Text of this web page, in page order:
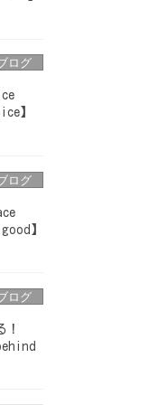
ログ
】
ログ
】
ログ
！